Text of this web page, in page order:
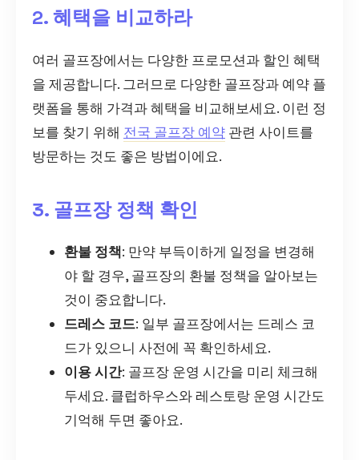
2. 혜택을 비교하라
여러 골프장에서는 다양한 프로모션과 할인 혜택
을 제공합니다. 그러므로 다양한 골프장과 예약 플
랫폼을 통해 가격과 혜택을 비교해보세요. 이런 정
보를 찾기 위해 전국 골프장 예약 관련 사이트를
방문하는 것도 좋은 방법이에요.
3. 골프장 정책 확인
환불 정책: 만약 부득이하게 일정을 변경해
야 할 경우, 골프장의 환불 정책을 알아보는
것이 중요합니다.
드레스 코드: 일부 골프장에서는 드레스 코
드가 있으니 사전에 꼭 확인하세요.
이용 시간: 골프장 운영 시간을 미리 체크해
두세요. 클럽하우스와 레스토랑 운영 시간도
기억해 두면 좋아요.